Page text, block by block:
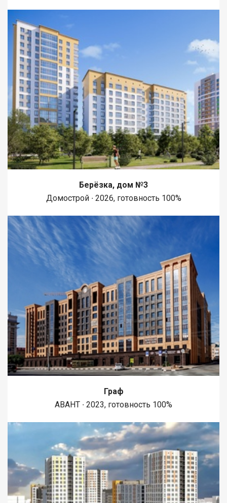
Берёзка, дом №3
Домострой ∙ 2026, готовность 100%
Граф
АВАНТ ∙ 2023, готовность 100%